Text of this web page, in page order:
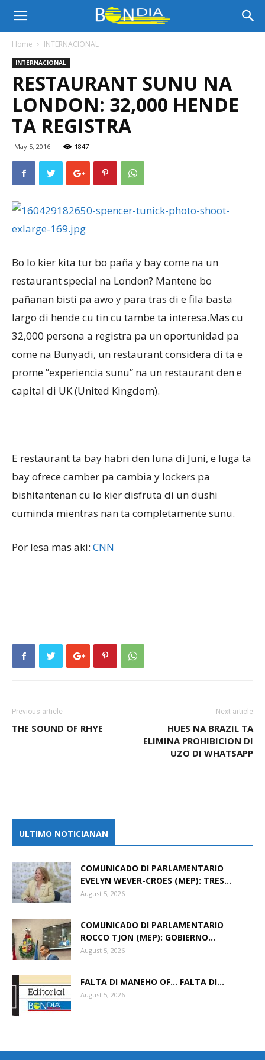
Bon
Dia
Aruba
Noticia
Aruba
Home INTERNACIONAL
INTERNACIONAL
RESTAURANT SUNU NA
LONDON: 32,000 HENDE
TA REGISTRA
May 5, 2016 1847
Bo lo kier kita tur bo paña y bay come na un
restaurant special na London? Mantene bo
pañanan bisti pa awo y para tras di e fila basta
largo di hende cu tin cu tambe ta interesa.Mas cu
32,000 persona a registra pa un oportunidad pa
come na Bunyadi, un restaurant considera di ta e
prome ”experiencia sunu” na un restaurant den e
capital di UK (United Kingdom).
E restaurant ta bay habri den luna di Juni, e luga ta
bay ofrece camber pa cambia y lockers pa
bishitantenan cu lo kier disfruta di un dushi
cuminda mientras nan ta completamente sunu.
Por lesa mas aki: CNN
Previous article
THE SOUND OF RHYE
Next article
HUES NA BRAZIL TA
ELIMINA PROHIBICION DI
UZO DI WHATSAPP
ULTIMO NOTICIANAN
COMUNICADO DI PARLAMENTARIO
EVELYN WEVER-CROES (MEP): TRES...
August 5, 2026
COMUNICADO DI PARLAMENTARIO
ROCCO TJON (MEP): GOBIERNO...
August 5, 2026
FALTA DI MANEHO OF… FALTA DI...
August 5, 2026